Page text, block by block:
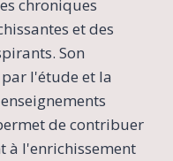
chroniques
et des
Son
l'étude et la
de contribuer
à l'enrichissement